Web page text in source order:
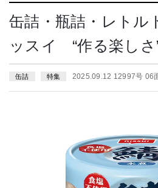
缶詰・瓶詰・レトル
ッスイ “作る楽しさ
缶詰 特集 2025.09.12 12997号 06